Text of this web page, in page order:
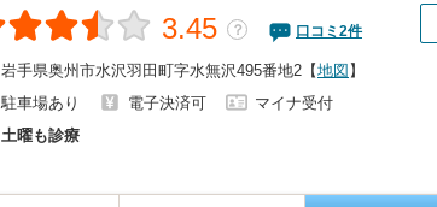
3.45 ？ 口コミ 2件
岩手県奥州市水沢羽田町字水無沢495番地2 【地図 】
駐車場あり
電子決済可
マイナ受付
土曜も診療